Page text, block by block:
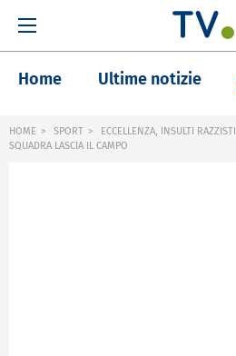
Home Ultime notizie
HOME SPORT
ECCELLENZA, INSULTI
SQUADRA LASCIA IL CAMPO